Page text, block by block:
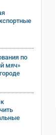
по
мяч»